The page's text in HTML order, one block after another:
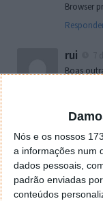
Nós e os nossos
a informações num
dados pessoais,
padrão enviadas
conteúdos
Browser
rui
Boas
o firefox
de
tentei
firefox
Responder